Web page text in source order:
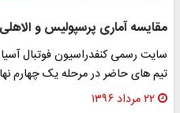
مقایسه آماری پرسپولیس و الاهلی
سایت رسمی کنفدراسیون فوتبال
تیم های حاضر در مرحله یک چهارم
۲۲ مرداد ۱۳۹۶